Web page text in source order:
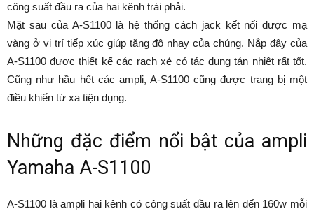
công suất đầu ra của hai kênh trái phải.
Mặt sau của A-S1100 là hệ thống cách jack kết nối được mạ
vàng ở vị trí tiếp xúc giúp tăng độ nhạy của chúng. Nắp đậy của
A-S1100 được thiết kế các rạch xẻ có tác dụng tản nhiệt rất tốt.
Cũng như hầu hết các ampli, A-S1100 cũng được trang bị một
điều khiển từ xa tiện dụng.
Những đặc điểm nổi bật của ampli
Yamaha A-S1100
A-S1100 là ampli hai kênh có công suất đầu ra lên đến 160w mỗi